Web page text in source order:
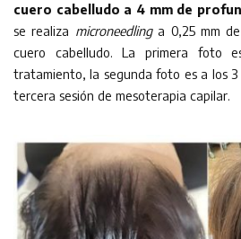
cuero cabelludo a 4 mm de
se realiza microneedlinga 0,25 mm
cuero cabelludo. La primera foto
tratamiento, la segunda foto es a los 3
tercera sesión de mesoterapia capilar.